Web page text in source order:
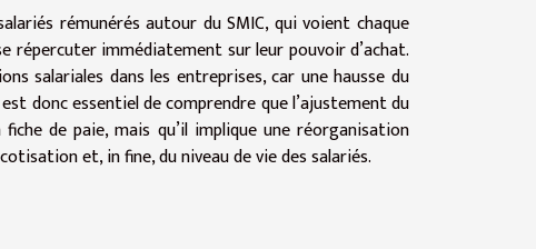
rémunérés autour du SMIC, qui voient chaque
immédiatement sur leur pouvoir d’achat.
salariales dans les entreprises, car une hausse du
donc essentiel de comprendre que l’ajustement du
de paie, mais qu’il implique une réorganisation
et, in fine, du niveau de vie des salariés.